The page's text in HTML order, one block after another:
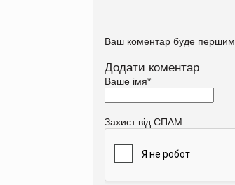
Ваш коментар буде першим.
Додати коментар
Ваше імя*
Захист від СПАМ